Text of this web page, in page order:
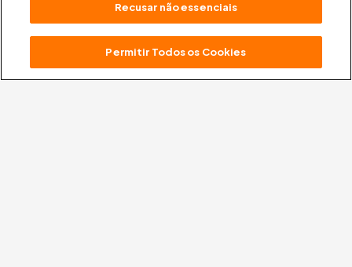
A missão oficial daFTDé levar uma educação
transformadora para as escolas, apoiada em valores
Recusar não essenciais
Permitir Todos os Cookies